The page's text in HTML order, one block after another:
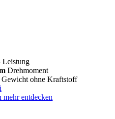
Leistung
Drehmoment
Gewicht ohne Kraftstoff
i
mehr entdecken